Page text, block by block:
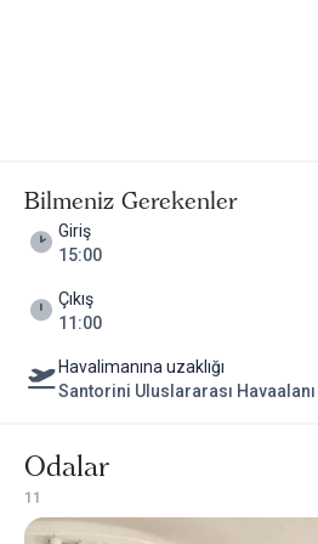
Bilmeniz Gerekenler
Giriş
15:00
Çıkış
11:00
Havalimanına uzaklığı
Santorini Uluslararası Havaalanı
Odalar
1 1